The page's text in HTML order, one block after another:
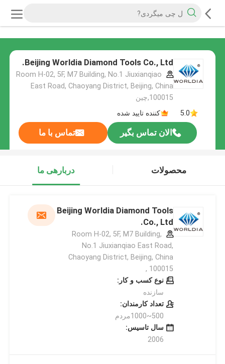
Beijing Worldia Diamond Tools Co., Ltd.
Room H-02, 5F, M7 Building, No.1 Jiuxianqiao
East Road, Chaoyang District, Beijing, China
100015,چین
5.0
کننده تایید شده
الان تماس بگیر تماس با ما
محصولات دربارهی ما
Beijing Worldia Diamond Tools
Co., Ltd.
Room H-02, 5F, M7 Building,
No.1 Jiuxianqiao East Road,
Chaoyang District, Beijing, China
100015 ,
نوع کسب و کار:
سازنده
تعداد کارمندان:
500~1000مردم
سال تاسیس:
2006